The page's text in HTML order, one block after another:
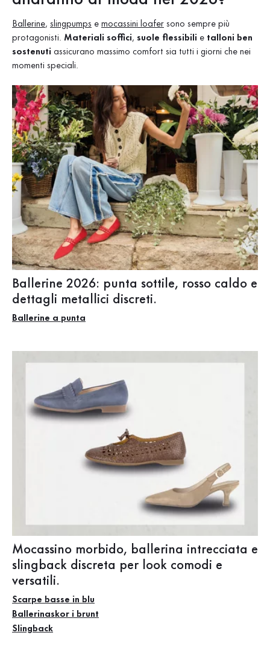
Ballerine, slingpumps e mocassini loafer sono sempre più
protagonisti. Materiali soffici, suole flessibili e talloni ben
sostenuti assicurano massimo comfort sia tutti i giorni che nei
momenti speciali.
Ballerine 2026: punta sottile, rosso caldo e
dettagli metallici discreti.
Ballerine a punta
Mocassino morbido, ballerina intrecciata e
slingback discreta per look comodi e
versatili.
Scarpe basse in blu
Ballerinaskor i brunt
Slingback